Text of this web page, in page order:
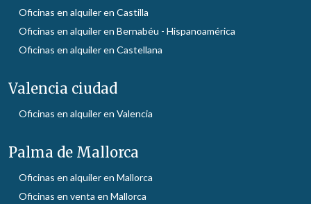
Oficinas en alquiler en Castilla
Oficinas en alquiler en Bernabéu - Hispanoamérica
Oficinas en alquiler en Castellana
Valencia ciudad
Oficinas en alquiler en Valencia
Palma de Mallorca
Oficinas en alquiler en Mallorca
Oficinas en venta en Mallorca